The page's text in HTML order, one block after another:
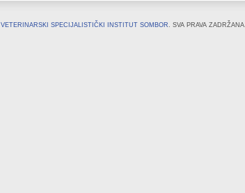
VETERINARSKI SPECIJALISTIČKI INSTITUT SOMBOR. SVA PRAVA